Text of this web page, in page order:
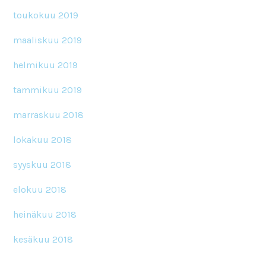
toukokuu 2019
maaliskuu 2019
helmikuu 2019
tammikuu 2019
marraskuu 2018
lokakuu 2018
syyskuu 2018
elokuu 2018
heinäkuu 2018
kesäkuu 2018